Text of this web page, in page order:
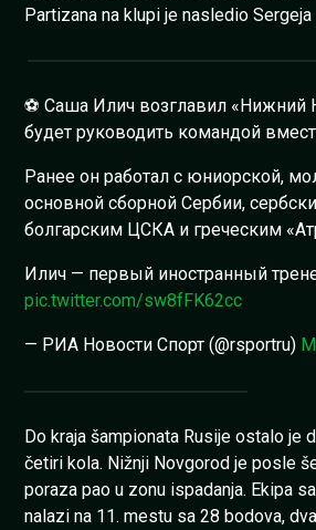
Partizana na klupi je nasledio Sergeja
⚽️ Саша Илич возглавил «Нижний
будет руководить командой
Ранее он работал с юниорской,
основной сборной Сербии,
болгарским ЦСКА и греческим
Илич — первый иностранный
pic.twitter.com/sw8fFK62cc
— РИА Новости Спорт (@rsportru)
Do kraja šampionata Rusije ostalo je
četiri kola. Nižnji Novgorod je posle
poraza pao u zonu ispadanja. Ekipa
nalazi na 11. mestu sa 28 bodova,